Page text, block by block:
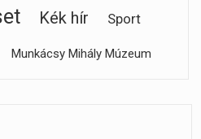
Kék hír Sport
Munkácsy Mihály Múzeum